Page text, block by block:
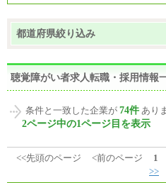
都道府県絞り込み
聴覚障がい者求人転職・採用情報
条件と一致した企業が 74件 あり
2ページ中の1ページ目を表示
<<先頭のページ
<前のページ 1
>>